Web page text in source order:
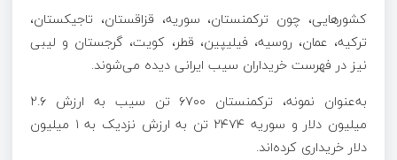
کشورهایی، چون ترکمنستان، سوریه، قزاقستان، تاجیکستان،
ترکیه، عمان، روسیه، فیلیپین، قطر، کویت، گرجستان و لیبی
نیز در فهرست خریداران سیب ایرانی دیده می‌شوند.
به‌عنوان نمونه، ترکمنستان ۶۷۰۰ تن سیب به ارزش ۲.۶
میلیون دلار و سوریه ۲۴۷۴ تن به ارزش نزدیک به ۱ میلیون
دلار خریداری کرده‌اند.